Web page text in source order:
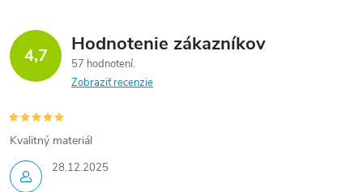
4,7 Hodnotenie zákazníkov
57 hodnotení
Zobraziť recenzie
28.12.2025
Kvalitný materiál